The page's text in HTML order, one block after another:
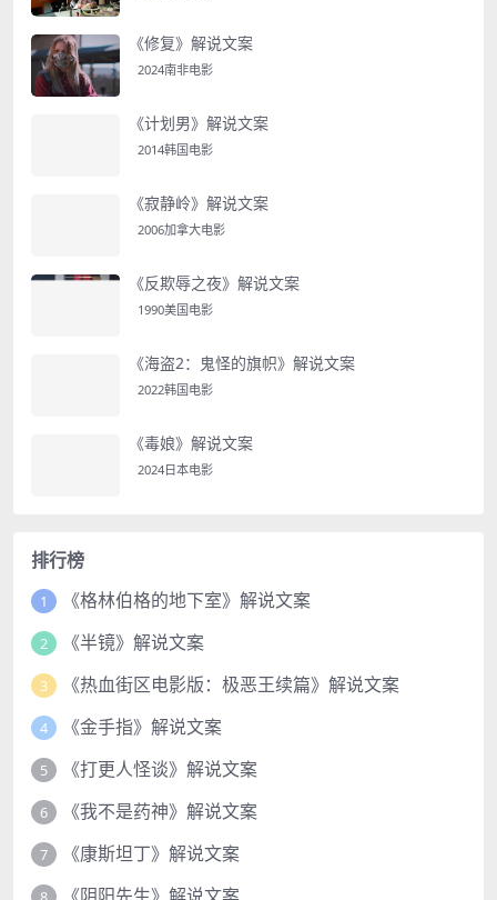
《修复》解说文案
2024南非电影
《计划男》解说文案
2014韩国电影
《寂静岭》解说文案
2006加拿大电影
《反欺辱之夜》解说文案
1990美国电影
《海盗2：鬼怪的旗帜》解说文案
2022韩国电影
《毒娘》解说文案
2024日本电影
排行榜
1 《格林伯格的地下室》解说文案
2 《半镜》解说文案
3 《热血街区电影版：极恶王续篇》解说文案
4 《金手指》解说文案
5 《打更人怪谈》解说文案
6 《我不是药神》解说文案
7 《康斯坦丁》解说文案